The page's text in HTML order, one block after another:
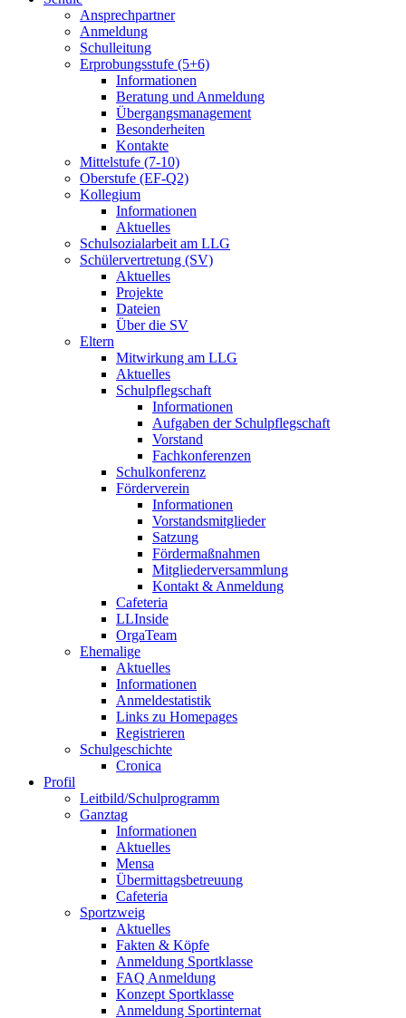
Ansprechpartner
Anmeldung
Schulleitung
Erprobungsstufe (5+6)
Informationen
Beratung und Anmeldung
Übergangsmanagement
Besonderheiten
Kontakte
Mittelstufe (7-10)
Oberstufe (EF-Q2)
Kollegium
Informationen
Aktuelles
Schulsozialarbeit am LLG
Schülervertretung (SV)
Aktuelles
Projekte
Dateien
Über die SV
Eltern
Mitwirkung am LLG
Aktuelles
Schulpflegschaft
Informationen
Aufgaben der Schulpflegschaft
Vorstand
Fachkonferenzen
Schulkonferenz
Förderverein
Informationen
Vorstandsmitglieder
Satzung
Fördermaßnahmen
Mitgliederversammlung
Kontakt & Anmeldung
Cafeteria
LLInside
OrgaTeam
Ehemalige
Aktuelles
Informationen
Anmeldestatistik
Links zu Homepages
Registrieren
Schulgeschichte
Cronica
Profil
Leitbild/Schulprogramm
Ganztag
Informationen
Aktuelles
Mensa
Übermittagsbetreuung
Cafeteria
Sportzweig
Aktuelles
Fakten & Köpfe
Anmeldung Sportklasse
FAQ Anmeldung
Konzept Sportklasse
Anmeldung Sportinternat